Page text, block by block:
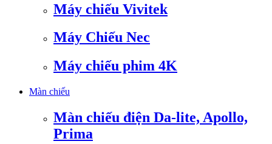
Máy chiếu Vivitek
Máy Chiếu Nec
Máy chiếu phim 4K
Màn chiếu
Màn chiếu điện Da-lite, Apollo,
Prima